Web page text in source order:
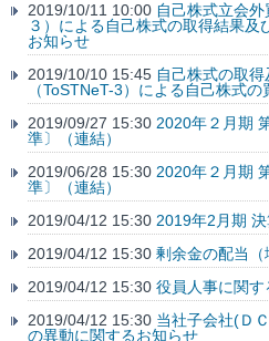
2019/10/11 10:00 自己株式立会
３）による自己株式の取得結果及
お知らせ
2019/10/10 15:45 自己株式の取得
（ToSTNeT-3）による自己株式
2019/09/27 15:30 2020年２月期
準〕（連結）
2019/06/28 15:30 2020年２月期
準〕（連結）
2019/04/12 15:30 2019年2月期 決
2019/04/12 15:30 剰余金の配当
2019/04/12 15:30 役員人事に関す
2019/04/12 15:30 当社子会社(Ｄ
の異動に関するお知らせ